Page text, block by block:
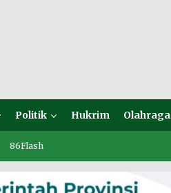
Politik Hukrim Olahraga
86Flash